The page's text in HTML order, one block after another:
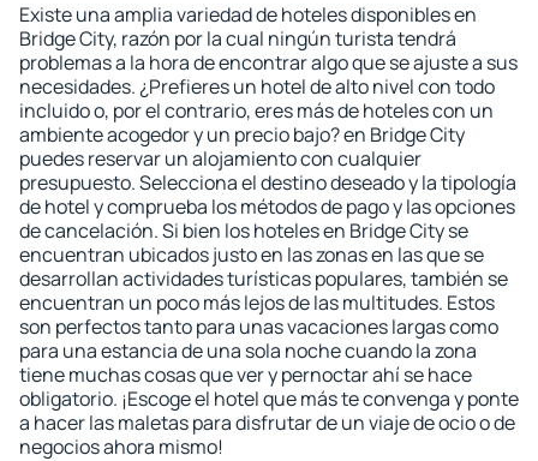
Existe una amplia variedad de hoteles disponibles en
Bridge City, razón por la cual ningún turista tendrá
problemas a la hora de encontrar algo que se ajuste a sus
necesidades. ¿Prefieres un hotel de alto nivel con todo
incluido o, por el contrario, eres más de hoteles con un
ambiente acogedor y un precio bajo? en Bridge City
puedes reservar un alojamiento con cualquier
presupuesto. Selecciona el destino deseado y la tipología
de hotel y comprueba los métodos de pago y las opciones
de cancelación. Si bien los hoteles en Bridge City se
encuentran ubicados justo en las zonas en las que se
desarrollan actividades turísticas populares, también se
encuentran un poco más lejos de las multitudes. Estos
son perfectos tanto para unas vacaciones largas como
para una estancia de una sola noche cuando la zona
tiene muchas cosas que ver y pernoctar ahí se hace
obligatorio. ¡Escoge el hotel que más te convenga y ponte
a hacer las maletas para disfrutar de un viaje de ocio o de
negocios ahora mismo!